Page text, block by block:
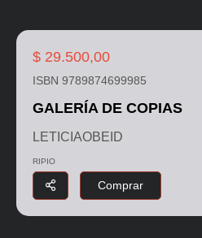
$ 29.500,00
ISBN 9789874699985
GALERÍA DE COPIAS
LETICIAOBEID
RIPIO
Comprar